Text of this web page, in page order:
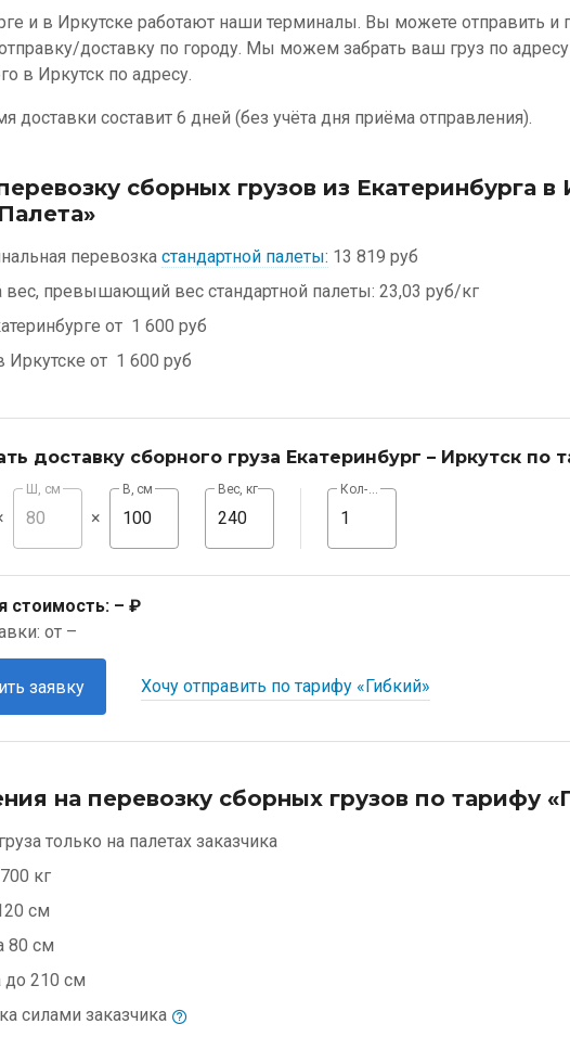
и в Иркутске работают наши терминалы. Вы можете отправить и
доставку по городу. Мы можем забрать ваш груз по адресу
в Иркутск по адресу.
доставки составит 6 дней (без учёта дня приёма отправления).
сборных грузов из Екатеринбурга в
перевозка стандартной палеты: 13 819 руб
вес, превышающий вес стандартной палеты: 23,03 руб/кг
от 1 600 руб
Иркутске от 1 600 руб
доставку сборного груза Екатеринбург – Иркутск по
Ш, см
×
В, см Вес, кг Кол-во, шт
стоимость: – ₽
от –
заявку Хочу отправить по тарифу «Гибкий»
на перевозку сборных грузов по тарифу
только на палетах заказчика
кг
см
80 см
до 210 см
силами заказчика